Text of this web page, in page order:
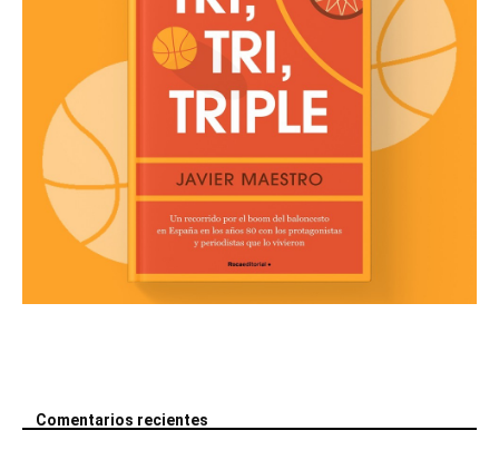
Comentarios recientes